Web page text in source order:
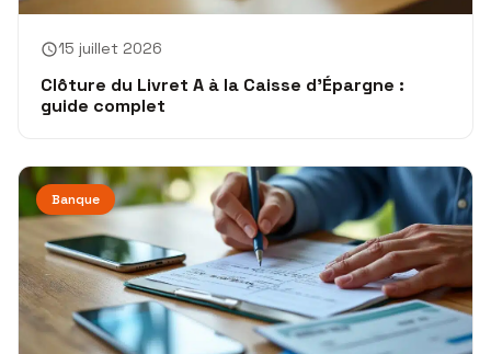
15 juillet 2026
Clôture du Livret A à la Caisse d’Épargne :
guide complet
Banque